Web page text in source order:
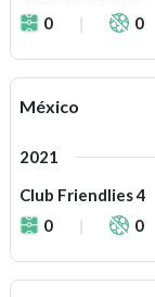
0
0
México
2021
Club Friendlies 4
0
0